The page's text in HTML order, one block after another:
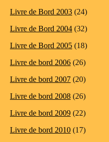
Livre de Bord 2003 (24)
Livre de Bord 2004 (32)
Livre de Bord 2005 (18)
Livre de bord 2006 (26)
Livre de bord 2007 (20)
Livre de bord 2008 (26)
Livre de bord 2009 (22)
Livre de bord 2010 (17)